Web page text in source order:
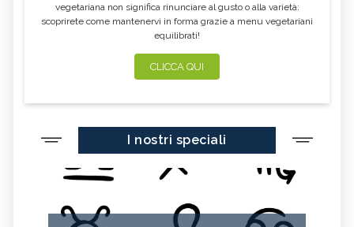
vegetariana non significa rinunciare al gusto o alla varietà:
scoprirete come mantenervi in forma grazie a menu vegetariani
equilibrati!
CLICCA QUI
I nostri speciali